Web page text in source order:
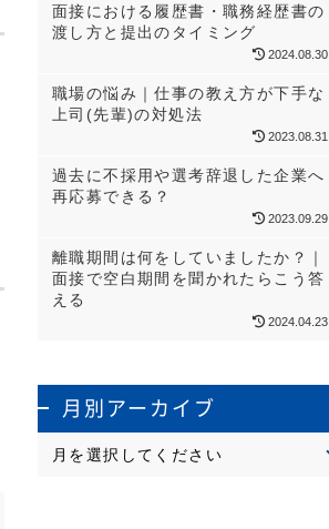
面接における履歴書・職務経歴書の
渡し方と提出のタイミング
2024.08.30
職場の悩み｜仕事の教え方が下手な
上司(先輩)の対処法
2023.08.31
過去に不採用や選考辞退した企業へ
再応募できる？
2023.09.29
離職期間は何をしていましたか？｜
面接で空白期間を聞かれたらこう答
える
2024.04.23
月別アーカイブ